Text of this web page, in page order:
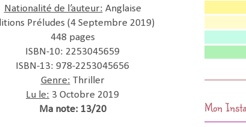
Nationalité de l’auteur: Anglaise
Préludes (4 Septembre 2019)
448 pages
ISBN-10: 2253045659
ISBN-13: 978-2253045656
Genre: Thriller
Lu le: 3 Octobre 2019
Ma note: 13/20
Mon